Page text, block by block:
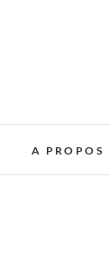
A PROPOS